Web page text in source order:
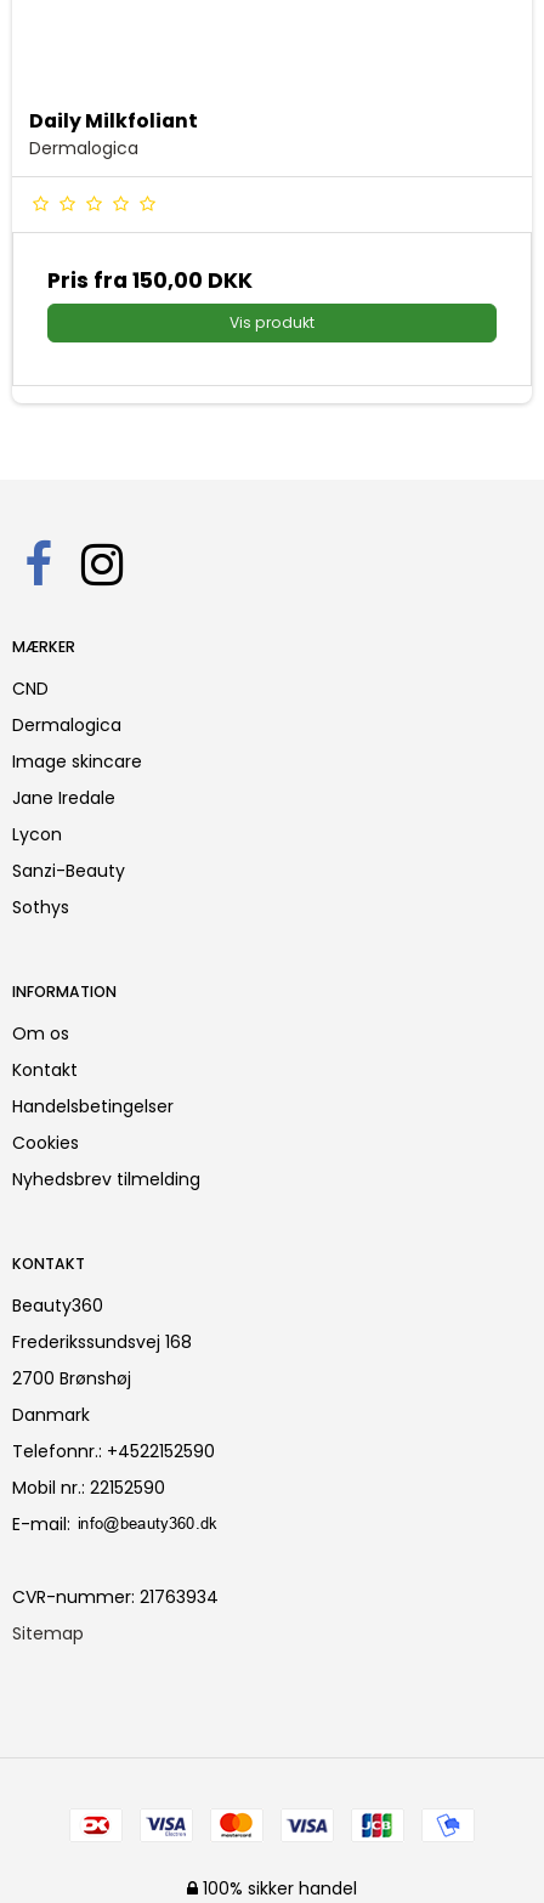
Daily Milkfoliant
Dermalogica
Pris fra 150,00 DKK
Vis produkt
MÆRKER
CND
Dermalogica
Image skincare
Jane Iredale
Lycon
Sanzi-Beauty
Sothys
INFORMATION
Om os
Kontakt
Handelsbetingelser
Cookies
Nyhedsbrev tilmelding
KONTAKT
Beauty360
Frederikssundsvej 168
2700 Brønshøj
Danmark
Telefonnr.: +4522152590
Mobil nr.: 22152590
E-mail:
CVR-nummer: 21763934
Sitemap
100% sikker handel